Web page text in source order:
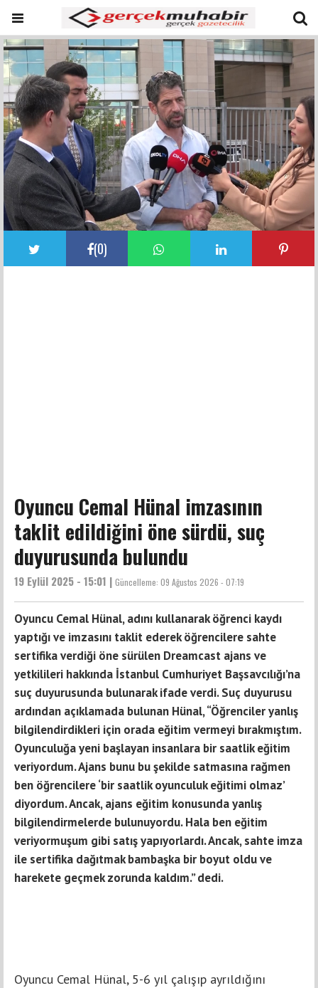
(0)
Oyuncu Cemal Hünal imzasının
taklit edildiğini öne sürdü, suç
duyurusunda bulundu
19 Eylül 2025 - 15:01 | Güncelleme: 09 Ağustos 2026 - 07:19
Oyuncu Cemal Hünal, adını kullanarak öğrenci kaydı
yaptığı ve imzasını taklit ederek öğrencilere sahte
sertifika verdiği öne sürülen Dreamcast ajans ve
yetkilileri hakkında İstanbul Cumhuriyet Başsavcılığı’na
suç duyurusunda bulunarak ifade verdi. Suç duyurusu
ardından açıklamada bulunan Hünal, “Öğrenciler yanlış
bilgilendirdikleri için orada eğitim vermeyi bırakmıştım.
Oyunculuğa yeni başlayan insanlara bir saatlik eğitim
veriyordum. Ajans bunu bu şekilde satmasına rağmen
ben öğrencilere ‘bir saatlik oyunculuk eğitimi olmaz’
diyordum. Ancak, ajans eğitim konusunda yanlış
bilgilendirmelerde bulunuyordu. Hala ben eğitim
veriyormuşum gibi satış yapıyorlardı. Ancak, sahte imza
ile sertifika dağıtmak bambaşka bir boyut oldu ve
harekete geçmek zorunda kaldım.” dedi.
Oyuncu Cemal Hünal, 5-6 yıl çalışıp ayrıldığını